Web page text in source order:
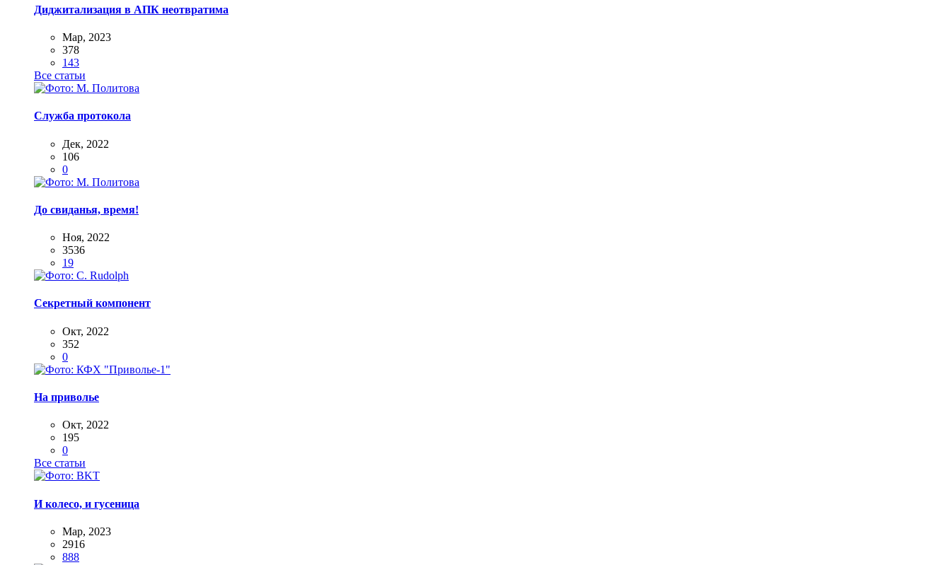
Диджитализация в АПК неотвратима
Мар, 2023
378
143
Все статьи
Служба протокола
Дек, 2022
106
0
До свиданья, время!
Ноя, 2022
3536
19
Секретный компонент
Окт, 2022
352
0
На приволье
Окт, 2022
195
0
Все статьи
И колесо, и гусеница
Мар, 2023
2916
888